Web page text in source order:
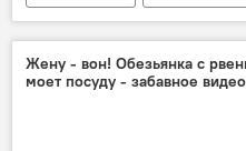
Ереван
призывник
нападение
Жену - вон! Обезьянка с
моет посуду - забавное видео